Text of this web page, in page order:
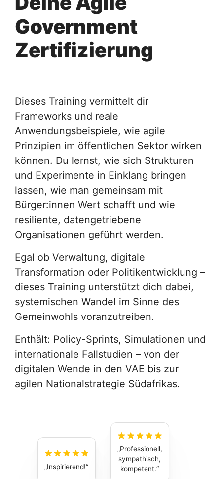
Government
Zertifizierung
Dieses Training vermittelt dir
Frameworks und reale
Anwendungsbeispiele, wie agile
Prinzipien im öffentlichen Sektor wirken
können. Du lernst, wie sich Strukturen
und Experimente in Einklang bringen
lassen, wie man gemeinsam mit
Bürger:innen Wert schafft und wie
resiliente, datengetriebene
Organisationen geführt werden.
Egal ob Verwaltung, digitale
Transformation oder Politikentwicklung –
dieses Training unterstützt dich dabei,
systemischen Wandel im Sinne des
Gemeinwohls voranzutreiben.
Enthält: Policy-Sprints, Simulationen und
internationale Fallstudien – von der
digitalen Wende in den VAE bis zur
agilen Nationalstrategie Südafrikas.
Inspirierend!
Professionell,
sympathisch,
kompetent.